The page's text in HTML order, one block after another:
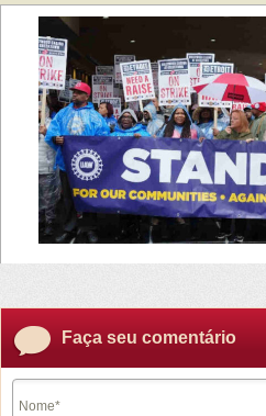
Faça seu comentário